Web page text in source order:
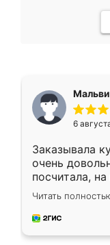
6
Заказывала
очень
посчитала,
Замерщик
делу со всей
за день,
Читать